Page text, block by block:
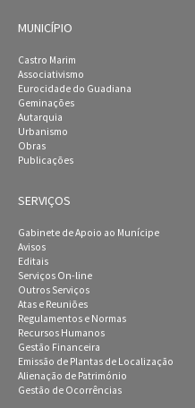
MUNICÍPIO
Castro Marim
Associativismo
Eurocidade do Guadiana
Geminações
Autarquia
Urbanismo
Obras
Publicações
SERVIÇOS
Gabinete de Apoio ao Munícipe
Avisos
Editais
Serviços On-line
Outros Serviços
Atas e Reuniões
Regulamentos e Normas
Recursos Humanos
Gestão Financeira
Emissão de Plantas de Localização
Alienação de Património
Gestão de Ocorrências